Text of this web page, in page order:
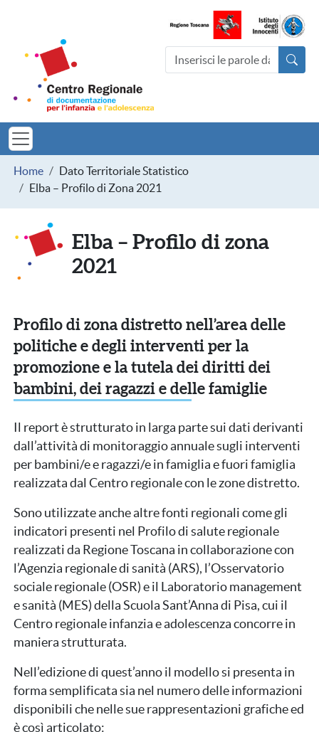
Centro Regionale di
Cerca nel sito
Briciole di pane
Home
Dato Territoriale Statistico
Elba – Profilo di Zona 2021
Elba – Profilo di zona
2021
Profilo di zona distretto nell’area delle
politiche e degli interventi per la
promozione e la tutela dei diritti dei
bambini, dei ragazzi e delle famiglie
Il report è strutturato in larga parte sui dati derivanti
dall’attività di monitoraggio annuale sugli interventi
per bambini/e e ragazzi/e in famiglia e fuori famiglia
realizzata dal Centro regionale con le zone distretto.
Sono utilizzate anche altre fonti regionali come gli
indicatori presenti nel Profilo di salute regionale
realizzati da Regione Toscana in collaborazione con
l’Agenzia regionale di sanità (ARS), l’Osservatorio
sociale regionale (OSR) e il Laboratorio management
e sanità (MES) della Scuola Sant’Anna di Pisa, cui il
Centro regionale infanzia e adolescenza concorre in
maniera strutturata.
Nell’edizione di quest’anno il modello si presenta in
forma semplificata sia nel numero delle informazioni
disponibili che nelle sue rappresentazioni grafiche ed
è così articolato: